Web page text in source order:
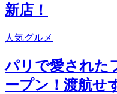
新店！
人気グルメ
パリで愛された
ープン！渡航せ